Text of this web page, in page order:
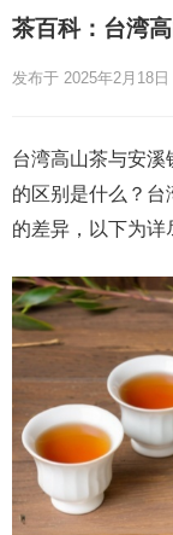
茶百科：台湾
发布于 2025年2月18日
台湾高山茶与安
的区别是什么？台
的差异，以下为详